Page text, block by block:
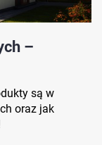
–
są w
oraz jak